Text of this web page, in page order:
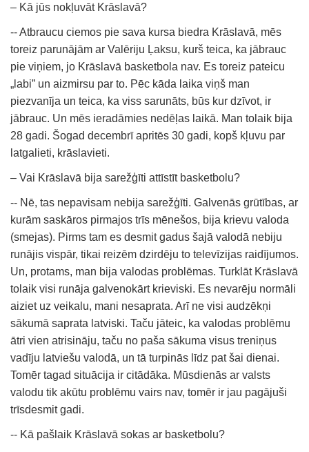
– Kā jūs nokļuvāt Krāslavā?
-- Atbraucu ciemos pie sava kursa biedra Krāslavā, mēs
toreiz parunājām ar Valēriju Ļaksu, kurš teica, ka jābrauc
pie viņiem, jo ​​Krāslavā basketbola nav. Es toreiz pateicu
„labi” un aizmirsu par to. Pēc kāda laika viņš man
piezvanīja un teica, ka viss sarunāts, būs kur dzīvot, ir
jābrauc. Un mēs ieradāmies nedēļas laikā. Man tolaik bija
28 gadi. Šogad decembrī apritēs 30 gadi, kopš kļuvu par
latgalieti, krāslavieti.
– Vai Krāslavā bija sarežģīti attīstīt basketbolu?
-- Nē, tas nepavisam nebija sarežģīti. Galvenās grūtības, ar
kurām saskāros pirmajos trīs mēnešos, bija krievu valoda
(smejas). Pirms tam es desmit gadus šajā valodā nebiju
runājis vispār, tikai reizēm dzirdēju to televīzijas raidījumos.
Un, protams, man bija valodas problēmas. Turklāt Krāslavā
tolaik visi runāja galvenokārt krieviski. Es nevarēju normāli
aiziet uz veikalu, mani nesaprata. Arī ne visi audzēkņi
sākumā saprata latviski. Taču jāteic, ka valodas problēmu
ātri vien atrisināju, taču no paša sākuma visus treniņus
vadīju latviešu valodā, un tā turpinās līdz pat šai dienai.
Tomēr tagad situācija ir citādāka. Mūsdienās ar valsts
valodu tik akūtu problēmu vairs nav, tomēr ir jau pagājuši
trīsdesmit gadi.
-- Kā pašlaik Krāslavā sokas ar basketbolu?